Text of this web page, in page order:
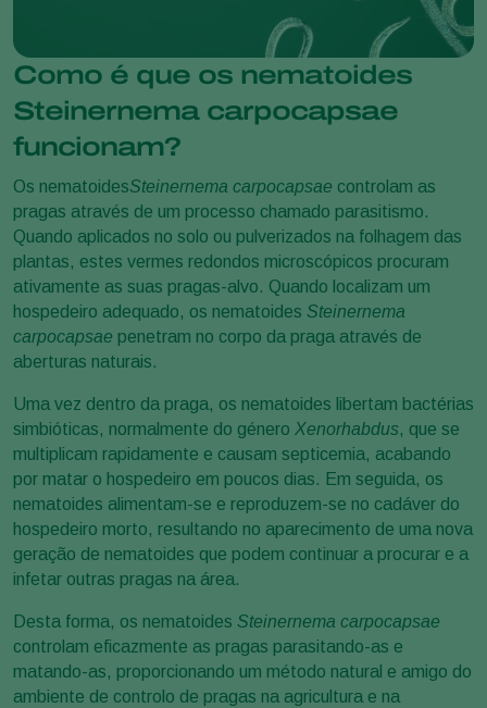
Como é que os nematoides
Steinernema carpocapsae
funcionam?
Os nematoidesSteinernema carpocapsae controlam as
pragas através de um processo chamado parasitismo.
Quando aplicados no solo ou pulverizados na folhagem das
plantas, estes vermes redondos microscópicos procuram
ativamente as suas pragas-alvo. Quando localizam um
hospedeiro adequado, os nematoides Steinernema
carpocapsae penetram no corpo da praga através de
aberturas naturais.
Uma vez dentro da praga, os nematoides libertam bactérias
simbióticas, normalmente do género Xenorhabdus, que se
multiplicam rapidamente e causam septicemia, acabando
por matar o hospedeiro em poucos dias. Em seguida, os
nematoides alimentam-se e reproduzem-se no cadáver do
hospedeiro morto, resultando no aparecimento de uma nova
geração de nematoides que podem continuar a procurar e a
infetar outras pragas na área.
Desta forma, os nematoides Steinernema carpocapsae
controlam eficazmente as pragas parasitando-as e
matando-as, proporcionando um método natural e amigo do
ambiente de controlo de pragas na agricultura e na